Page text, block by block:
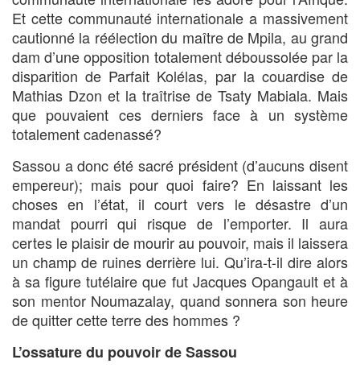
Et cette communauté internationale a massivement
cautionné la réélection du maître de Mpila, au grand
dam d’une opposition totalement déboussolée par la
disparition de Parfait Kolélas, par la couardise de
Mathias Dzon et la traîtrise de Tsaty Mabiala. Mais
que pouvaient ces derniers face à un système
totalement cadenassé?
Sassou a donc été sacré président (d’aucuns disent
empereur); mais pour quoi faire? En laissant les
choses en l’état, il court vers le désastre d’un
mandat pourri qui risque de l’emporter. Il aura
certes le plaisir de mourir au pouvoir, mais il laissera
un champ de ruines derrière lui. Qu’ira-t-il dire alors
à sa figure tutélaire que fut Jacques Opangault et à
son mentor Noumazalay, quand sonnera son heure
de quitter cette terre des hommes ?
L’ossature du pouvoir de Sassou